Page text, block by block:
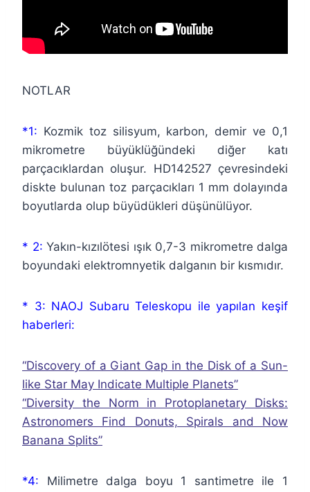
NOTLAR
*1: Kozmik toz silisyum, karbon, demir ve 0,1
mikrometre büyüklüğündeki diğer katı
parçacıklardan oluşur. HD142527 çevresindeki
diskte bulunan toz parçacıkları 1 mm dolayında
boyutlarda olup büyüdükleri düşünülüyor.
* 2: Yakın-kızılötesi ışık 0,7-3 mikrometre dalga
boyundaki elektromnyetik dalganın bir kısmıdır.
* 3: NAOJ Subaru Teleskopu ile yapılan keşif
haberleri:
“Discovery of a Giant Gap in the Disk of a Sun-
like Star May Indicate Multiple Planets”
“Diversity the Norm in Protoplanetary Disks:
Astronomers Find Donuts, Spirals and Now
Banana Splits”
*4: Milimetre dalga boyu 1 santimetre ile 1